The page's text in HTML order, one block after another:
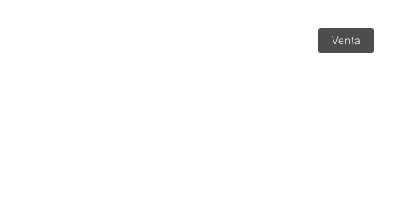
Venta